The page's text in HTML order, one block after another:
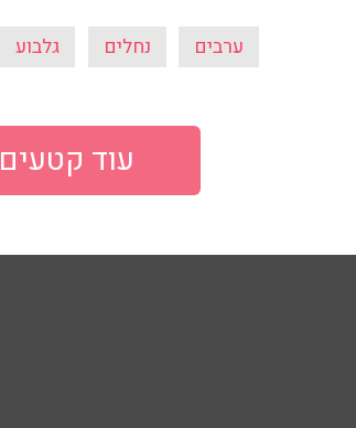
ערבים נחלים גלבוע
עוד קטעים